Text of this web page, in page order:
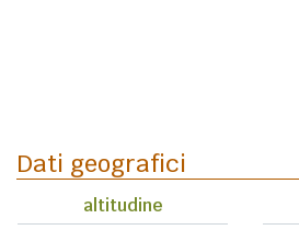
Dati geografici
altitudine